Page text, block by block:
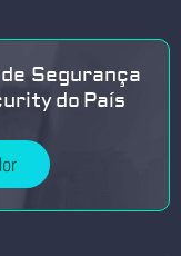
Segurança
do País